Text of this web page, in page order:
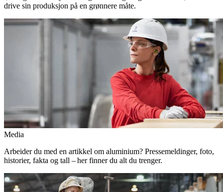
drive sin produksjon på en grønnere måte.
Media
Arbeider du med en artikkel om aluminium? Pressemeldinger, foto,
historier, fakta og tall – her finner du alt du trenger.